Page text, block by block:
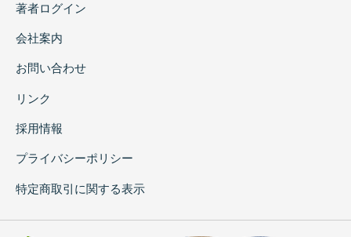
著者ログイン
会社案内
お問い合わせ
リンク
採用情報
プライバシーポリシー
特定商取引に関する表示